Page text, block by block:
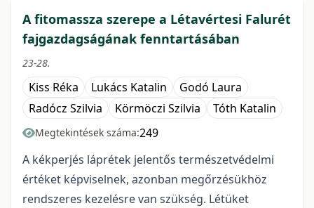
A fitomassza szerepe a Létavértesi Falurét
fajgazdagságának fenntartásában
23-28.
Kiss Réka Lukács Katalin
Godó Laura
Radócz Szilvia
Körmöczi Szilvia Tóth Katalin
Megtekintések száma:249
A kékperjés láprétek jelentős természetvédelmi
értéket képviselnek, azonban megőrzésükhöz
rendszeres kezelésre van szükség. Létüket